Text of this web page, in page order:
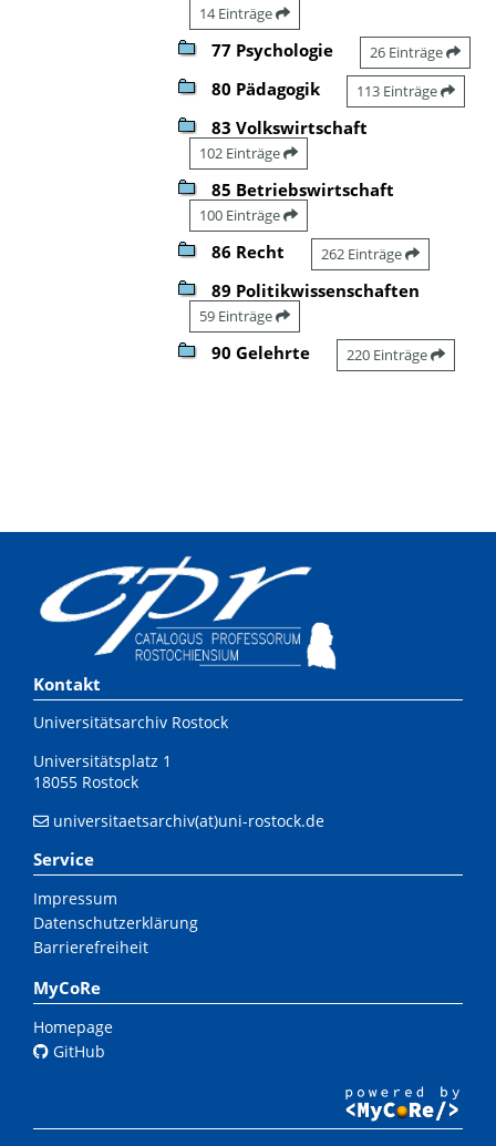
14 Einträge
77 Psychologie 26 Einträge
80 Pädagogik 113 Einträge
83 Volkswirtschaft
102 Einträge
85 Betriebswirtschaft
100 Einträge
86 Recht 262 Einträge
89 Politikwissenschaften
59 Einträge
90 Gelehrte 220 Einträge
Kontakt
Universitätsarchiv Rostock
Universitätsplatz 1
18055 Rostock
universitaetsarchiv(at)uni-rostock.de
Service
Impressum
Datenschutzerklärung
Barrierefreiheit
MyCoRe
Homepage
GitHub